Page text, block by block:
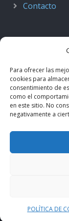
Para ofrecer las
cookies para
consentimiento de
como el
en este sitio. No
negativamente a
POLÍTICA DE
Contacto
autores